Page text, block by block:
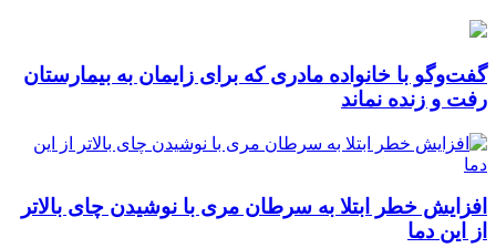
گفت‌وگو با خانواده مادری که برای زایمان به بیمارستان
رفت و زنده نماند
افزایش خطر ابتلا به سرطان مری با نوشیدن چای بالاتر
از این دما